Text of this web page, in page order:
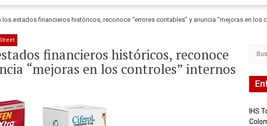
estados financieros históricos, reconoce “errores contables” y anuncia “mejoras en los
financieros históricos, reconoce
“mejoras en los controles” internos
IHS